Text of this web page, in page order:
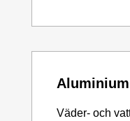
Väder- och